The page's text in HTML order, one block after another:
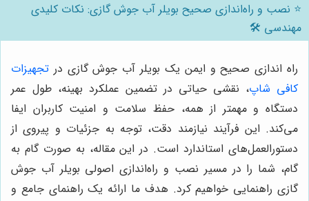
⭐️ نصب و راه‌اندازی صحیح بویلر آب جوش گازی: نکات کلیدی
مهندسی 🛠️
راه اندازی صحیح و ایمن یک بویلر آب جوش گازی در تجهیزات
کافی شاپ، نقشی حیاتی در تضمین عملکرد بهینه، طول عمر
دستگاه و مهمتر از همه، حفظ سلامت و امنیت کاربران ایفا
می‌کند. این فرآیند نیازمند دقت، توجه به جزئیات و پیروی از
دستورالعمل‌های استاندارد است. در این مقاله، به صورت گام به
گام، شما را در مسیر نصب و راه‌اندازی اصولی بویلر آب جوش
گازی راهنمایی خواهیم کرد. هدف ما ارائه یک راهنمای جامع و